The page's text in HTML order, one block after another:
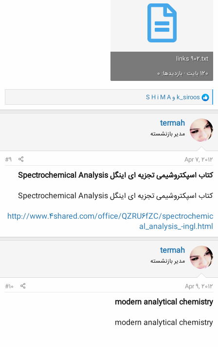
links 902.txt
120 بایت · بازدیدها: 0
و
ا
ک
ن
ش
ه
ا
k_siroos وS H i M A
termah
مدیر بازنشسته
Apr 7, 2012
#9
کتاب اسپکتروشیمی تجزیه ای اینگل Spectrochemical Analysis
کتاب اسپکتروشیمی تجزیه ای اینگل Spectrochemical Analysis
http://www.4shared.com/office/QZRU6fZC/spectrochemic
al_analysis_-ingl.html
termah
مدیر بازنشسته
Apr 9, 2012
#10
modern analytical chemistry
modern analytical chemistry